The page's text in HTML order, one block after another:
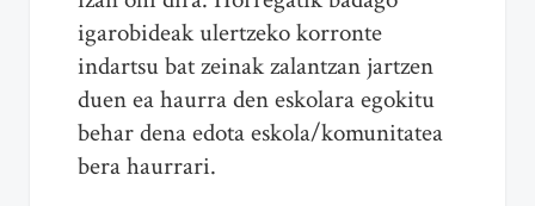
igarobideak ulertzeko korronte
indartsu bat zeinak zalantzan jartzen
duen ea haurra den eskolara egokitu
behar dena edota eskola/komunitatea
bera haurrari.